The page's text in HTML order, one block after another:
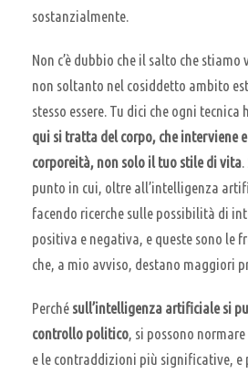
sostanzialmente.
Non c’è dubbio che il salto che
non soltanto nel cosiddetto ambito
stesso essere. Tu dici che ogni
qui si tratta del corpo, che interviene
corporeità, non solo il tuo stile di vita
punto in cui, oltre all’intelligenza
facendo ricerche sulle possibilità di
positiva e negativa, e queste sono le
che, a mio avviso, destano maggiori
Perché sull’intelligenza artificiale si
controllo politico, si possono
e le contraddizioni più significative, e